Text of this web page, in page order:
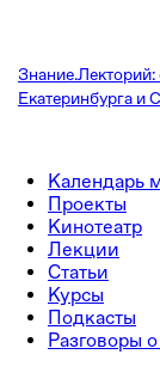
Екатеринбурга и
Календарь
Проекты
Кинотеатр
Лекции
Статьи
Курсы
Подкасты
Разговоры